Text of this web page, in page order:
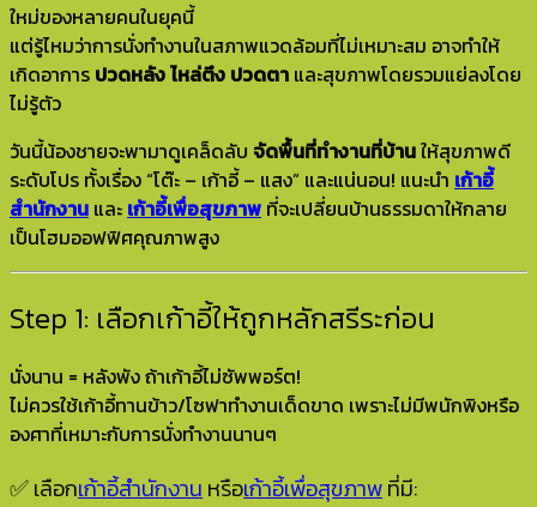
ใหม่ของหลายคนในยุคนี้
แต่รู้ไหมว่าการนั่งทำงานในสภาพแวดล้อมที่ไม่เหมาะสม อาจทำให้
เกิดอาการ ปวดหลัง ไหล่ตึง ปวดตา และสุขภาพโดยรวมแย่ลงโดย
ไม่รู้ตัว
วันนี้น้องชายจะพามาดูเคล็ดลับ จัดพื้นที่ทำงานที่บ้านให้สุขภาพดี
ระดับโปร ทั้งเรื่อง “โต๊ะ – เก้าอี้ – แสง” และแน่นอน! แนะนำ เก้าอี้
สำนักงาน และ เก้าอี้เพื่อสุขภาพ ที่จะเปลี่ยนบ้านธรรมดาให้กลาย
เป็นโฮมออฟฟิศคุณภาพสูง
Step 1: เลือกเก้าอี้ให้ถูกหลักสรีระก่อน
นั่งนาน = หลังพัง ถ้าเก้าอี้ไม่ซัพพอร์ต!
ไม่ควรใช้เก้าอี้ทานข้าว/โซฟาทำงานเด็ดขาด เพราะไม่มีพนักพิงหรือ
องศาที่เหมาะกับการนั่งทำงานนานๆ
✅ เลือกเก้าอี้สำนักงาน หรือเก้าอี้เพื่อสุขภาพที่มี: